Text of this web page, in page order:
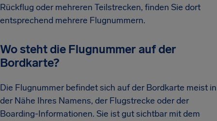
Rückflug oder mehreren Teilstrecken, finden Sie dort
entsprechend mehrere Flugnummern.
Wo steht die Flugnummer auf der
Bordkarte?
Die Flugnummer befindet sich auf der Bordkarte meist in
der Nähe Ihres Namens, der Flugstrecke oder der
Boarding-Informationen. Sie ist gut sichtbar mit dem